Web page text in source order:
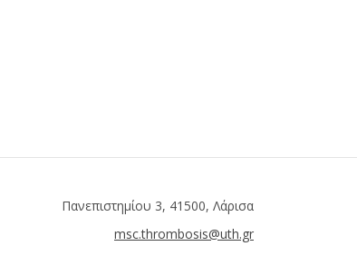
Πανεπιστημίου 3, 41500, Λάρισα
msc.thrombosis@uth.gr